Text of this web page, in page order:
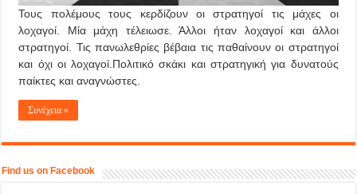
Τους πολέμους τους κερδίζουν οι στρατηγοί τις μάχες οι
λοχαγοί. Μία μάχη τέλειωσε. Άλλοι ήταν λοχαγοί και άλλοι
στρατηγοί. Τις πανωλεθρίες βέβαια τις παθαίνουν οι στρατηγοί
και όχι οι λοχαγοί.Πολιτικό σκάκι και στρατηγική για δυνατούς
παίκτες και αναγνώστες.
Συνέχεια »
Find us on Facebook